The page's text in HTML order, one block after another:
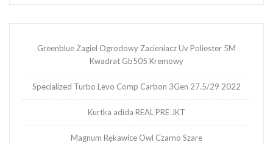
Greenblue Żagiel Ogrodowy Zacieniacz Uv Poliester 5M
Kwadrat Gb505 Kremowy
Specialized Turbo Levo Comp Carbon 3Gen 27.5/29 2022
Kurtka adida REAL PRE JKT
Magnum Rękawice Owl Czarno Szare